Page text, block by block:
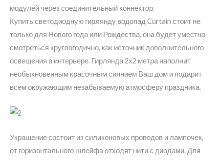
модулей через соединительный коннектор.
Купить светодиодную гирлянду водопад Curtain стоит не
только для Нового года или Рождества, она будет уместно
смотреться круглогодично, как источник дополнительного
освещения в интерьере. Гирлянда 2х2 метра наполнит
необыкновенным красочным сиянием Ваш дом и подарит
всем окружающим незабываемую атмосферу праздника.
Украшение состоит из силиконовых проводов и лампочек,
от горизонтального шлейфа отходят нити с диодами. Для